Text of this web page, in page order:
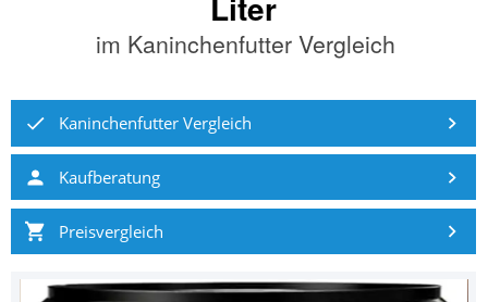
im Kaninchenfutter Vergleich
Kaninchenfutter Vergleich
Kaufberatung
Preisvergleich